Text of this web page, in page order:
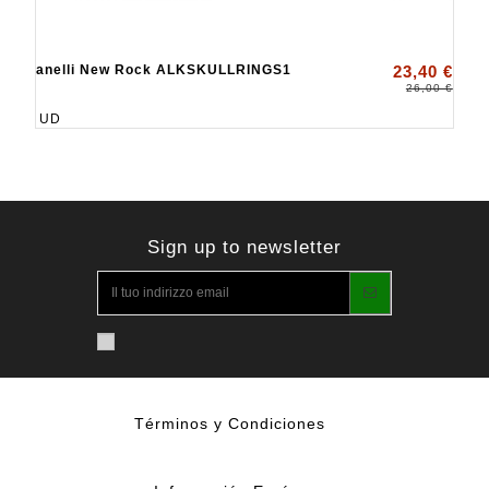
anelli New Rock ALKSKULLRINGS1 23,40 €
26,00 €
UD
Sign up to newsletter
Términos y Condiciones